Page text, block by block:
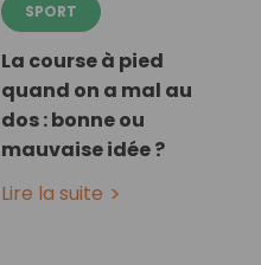
SPORT
La course à pied
quand on a mal au
dos : bonne ou
mauvaise idée ?
Lire la suite